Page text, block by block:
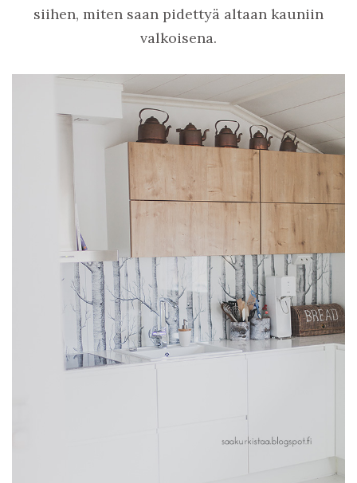
siihen, miten saan pidettyä altaan kauniin
valkoisena.